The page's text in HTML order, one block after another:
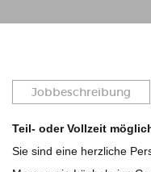
Jobbeschreibung
Teil- oder Vollzeit
Sie sind eine herzliche